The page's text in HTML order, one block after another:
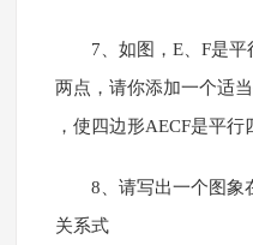
7、如图，E、F是
两点，请你添
，使四边形AECF是平行
8、请写出一个图象
关系式